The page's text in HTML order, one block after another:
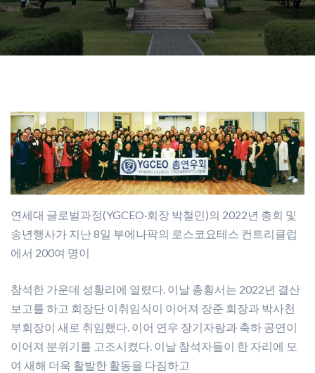
연세대 글로벌과정(YGCEO·회장 박철민)의 2022년 총회 및
송년행사가 지난 8일 부에나팍의 로스코요테스 컨트리클럽
에서 200여 명이
참석한 가운데 성황리에 열렸다. 이날 총횡서는 2022년 결산
보고를 하고 회장단 이취임식이 이어져 장준 회장과 박사천
부회장이 새로 취임했다. 이어 연우 장기자랑과 축하 공연이
이어져 분위기를 고조시켰다. 이날 참석자들이 한 자리에 모
여 새해 더욱 활발한 활동을 다짐하고